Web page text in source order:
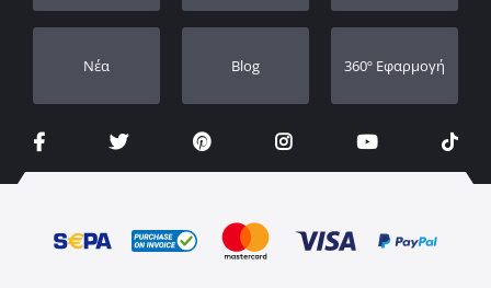
Νέα Blog 360º Εφαρμογή